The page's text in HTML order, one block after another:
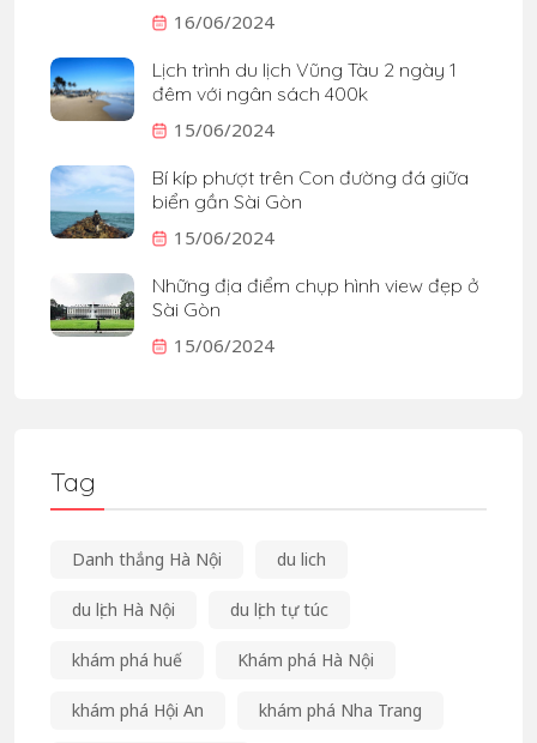
16/06/2024
Lịch trình du lịch Vũng Tàu 2 ngày 1
đêm với ngân sách 400k
15/06/2024
Bí kíp phượt trên Con đường đá giữa
biển gần Sài Gòn
15/06/2024
Những địa điểm chụp hình view đẹp ở
Sài Gòn
15/06/2024
Tag
Danh thắng Hà Nội du lich
du lịch Hà Nội du lịch tự túc
khám phá huế Khám phá Hà Nội
khám phá Hội An khám phá Nha Trang